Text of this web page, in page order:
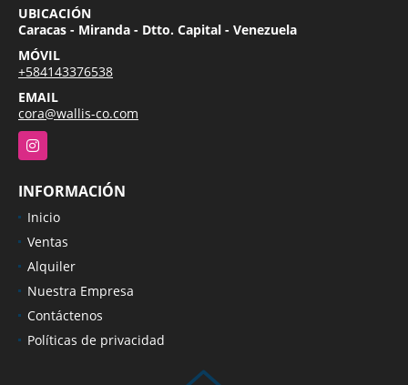
UBICACIÓN
Caracas - Miranda - Dtto. Capital - Venezuela
MÓVIL
+584143376538
EMAIL
cora@wallis-co.com
Instagram
INFORMACIÓN
Inicio
Ventas
Alquiler
Nuestra Empresa
Contáctenos
Políticas de privacidad